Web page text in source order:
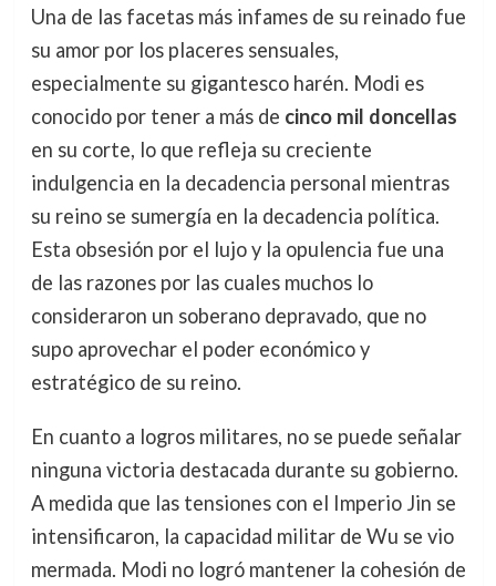
Una de las facetas más infames de su reinado fue
su amor por los placeres sensuales,
especialmente su gigantesco harén. Modi es
conocido por tener a más de cinco mil doncellas
en su corte, lo que refleja su creciente
indulgencia en la decadencia personal mientras
su reino se sumergía en la decadencia política.
Esta obsesión por el lujo y la opulencia fue una
de las razones por las cuales muchos lo
consideraron un soberano depravado, que no
supo aprovechar el poder económico y
estratégico de su reino.
En cuanto a logros militares, no se puede señalar
ninguna victoria destacada durante su gobierno.
A medida que las tensiones con el Imperio Jin se
intensificaron, la capacidad militar de Wu se vio
mermada. Modi no logró mantener la cohesión de